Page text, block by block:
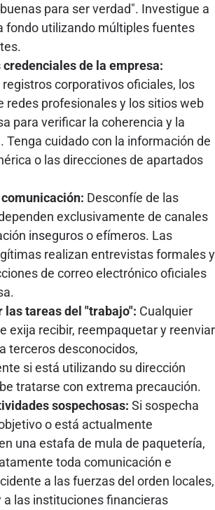
para ser verdad". Investigue a
fondo utilizando múltiples fuentes
de la empresa:
corporativos oficiales, los
redes profesionales y los sitios web
para verificar la coherencia y la
Tenga cuidado con la información de
o las direcciones de apartados
Desconfíe de las
exclusivamente de canales
inseguros o efímeros. Las
realizan entrevistas formales y
de correo electrónico oficiales
las tareas del "trabajo": Cualquier
exija recibir, reempaquetar y reenviar
terceros desconocidos,
si está utilizando su dirección
tratarse con extrema precaución.
sospechosas: Si sospecha
o está actualmente
una estafa de mula de paquetería,
toda comunicación e
a las fuerzas del orden locales,
a las instituciones financieras